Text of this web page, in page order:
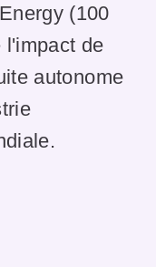
(100
l'impact de
autonome